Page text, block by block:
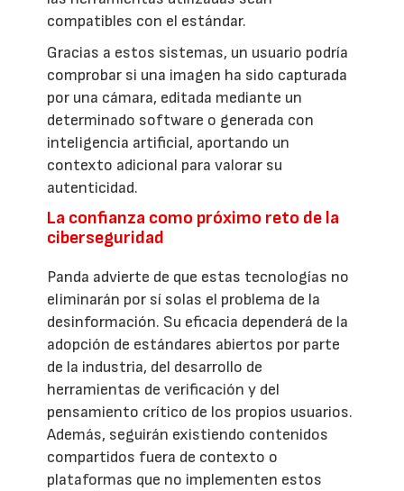
compatibles con el estándar.
Gracias a estos sistemas, un usuario podría
comprobar si una imagen ha sido capturada
por una cámara, editada mediante un
determinado software o generada con
inteligencia artificial, aportando un
contexto adicional para valorar su
autenticidad.
La confianza como próximo reto de la
ciberseguridad
Panda advierte de que estas tecnologías no
eliminarán por sí solas el problema de la
desinformación. Su eficacia dependerá de la
adopción de estándares abiertos por parte
de la industria, del desarrollo de
herramientas de verificación y del
pensamiento crítico de los propios usuarios.
Además, seguirán existiendo contenidos
compartidos fuera de contexto o
plataformas que no implementen estos